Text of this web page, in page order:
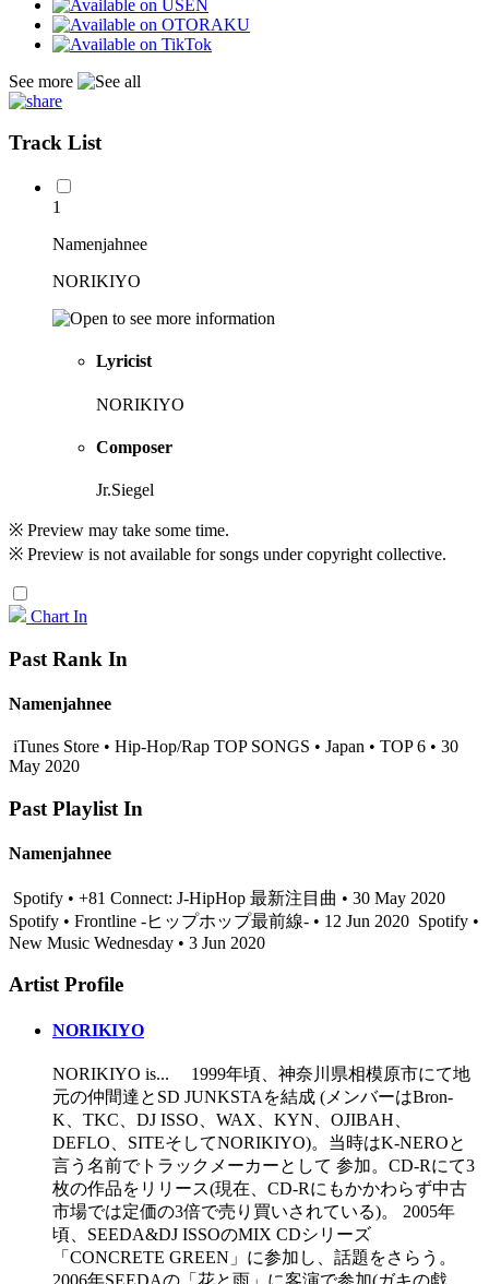
See more
Track List
1
Namenjahnee
NORIKIYO
Lyricist
NORIKIYO
Composer
Jr.Siegel
※ Preview may take some time.
※ Preview is not available for songs under copyright collective.
Chart In
Past Rank In
Namenjahnee
iTunes Store • Hip-Hop/Rap TOP SONGS • Japan • TOP 6 • 30
May 2020
Past Playlist In
Namenjahnee
Spotify • +81 Connect: J-HipHop 最新注目曲 • 30 May 2020
Spotify • Frontline -ヒップホップ最前線- • 12 Jun 2020 Spotify •
New Music Wednesday • 3 Jun 2020
Artist Profile
NORIKIYO
NORIKIYO is... 1999年頃、神奈川県相模原市にて地
元の仲間達とSD JUNKSTAを結成 (メンバーはBron-
K、TKC、DJ ISSO、WAX、KYN、OJIBAH、
DEFLO、SITEそしてNORIKIYO)。当時はK-NEROと
言う名前でトラックメーカーとして 参加。CD-Rにて3
枚の作品をリリース(現在、CD-Rにもかかわらず中古
市場では定価の3倍で売り買いされている)。 2005年
頃、SEEDA&DJ ISSOのMIX CDシリーズ
「CONCRETE GREEN」に参加し、話題をさらう。
2006年SEEDAの「花と雨」に客演で参加(ガキの戯